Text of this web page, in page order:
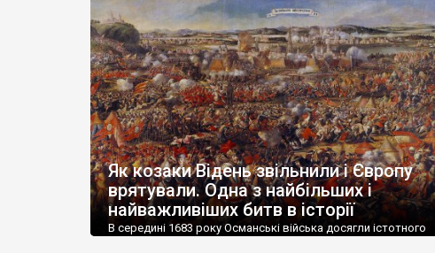
пам’ятати і про те, що один із українських істориків, який
спеціалізується власне на описі тих подій 1683 року, Тарас
Чухліб, не […]
Як козаки Відень звільнили і Європу
врятували. Одна з найбільших і
найважливіших битв в історії
В середині 1683 року Османські війська досягли істотного